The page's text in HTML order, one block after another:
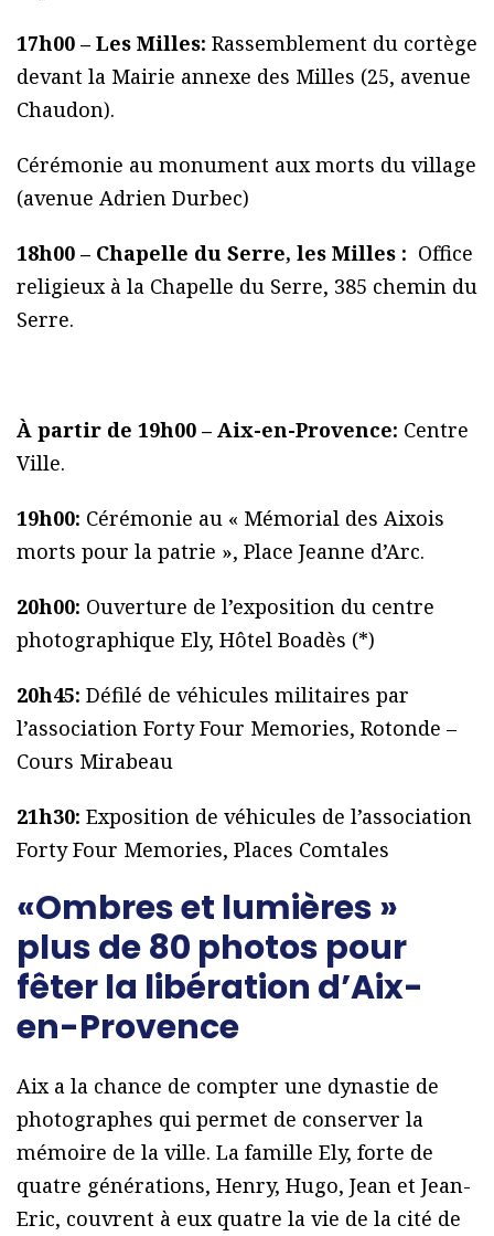
17h00 – Les Milles: Rassemblement du cortège
devant la Mairie annexe des Milles (25, avenue
Chaudon).
Cérémonie au monument aux morts du village
(avenue Adrien Durbec)
18h00 – Chapelle du Serre, les Milles : Office
religieux à la Chapelle du Serre, 385 chemin du
Serre.
À partir de 19h00 – Aix-en-Provence: Centre
Ville.
19h00: Cérémonie au « Mémorial des Aixois
morts pour la patrie », Place Jeanne d’Arc.
20h00: Ouverture de l’exposition du centre
photographique Ely, Hôtel Boadès (*)
20h45: Défilé de véhicules militaires par
l’association Forty Four Memories, Rotonde –
Cours Mirabeau
21h30: Exposition de véhicules de l’association
Forty Four Memories, Places Comtales
«Ombres et lumières »
plus de 80 photos pour
fêter la libération d’Aix-
en-Provence
Aix a la chance de compter une dynastie de
photographes qui permet de conserver la
mémoire de la ville. La famille Ely, forte de
quatre générations, Henry, Hugo, Jean et Jean-
Eric, couvrent à eux quatre la vie de la cité de